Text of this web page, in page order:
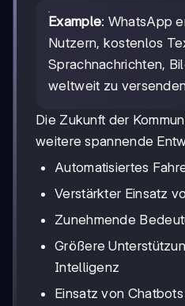
Example: WhatsApp
Nutzern, kostenlos
Sprachnachrichten,
weltweit zu
Die Zukunft der
weitere spannende
Automatisiertes
Verstärkter Einsatz
Zunehmende
Größere
Intelligenz
Einsatz von